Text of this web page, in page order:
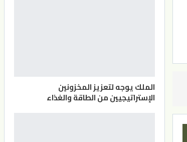
الملك يوجه لتعزيز المخزونين
الإستراتيجيين من الطاقة والغذاء